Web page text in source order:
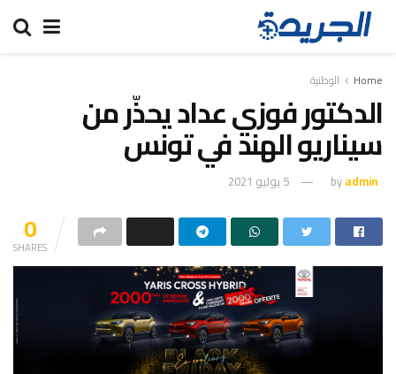
Home الوطنية
الدكتور فوزي عداد يحذّر من
سيناريو الهند في تونس
byadmin 5 يوليو 2021
0
SHARES